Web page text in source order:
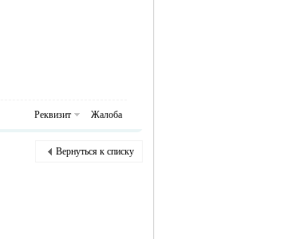
Реквизит Жалоба
Вернуться к списку